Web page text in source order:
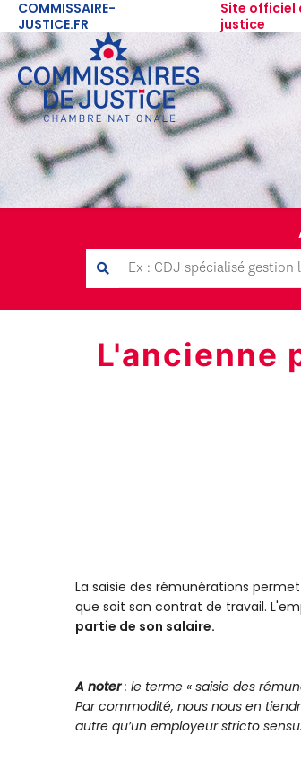
COMMISSAIRE-
JUSTICE.FR
Site officiel
justice
L'ancienne
La saisie des rémunérations
que soit son contrat de travail.
partie de son salaire.
A noter: le terme « saisie des
Par commodité, nous nous en
autre qu’un employeur stricto sensu.